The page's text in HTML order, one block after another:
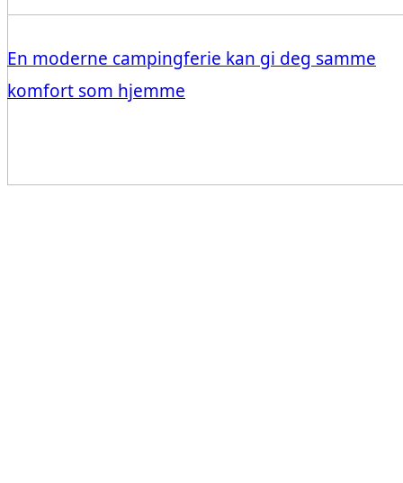
En moderne campingferie kan gi deg samme
komfort som hjemme